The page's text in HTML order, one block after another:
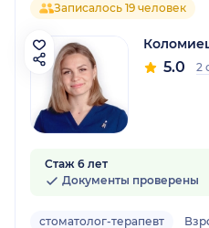
Записалось 19 человек
5.0 2
Стаж 6 лет
Документы проверены
стоматолог-терапевт